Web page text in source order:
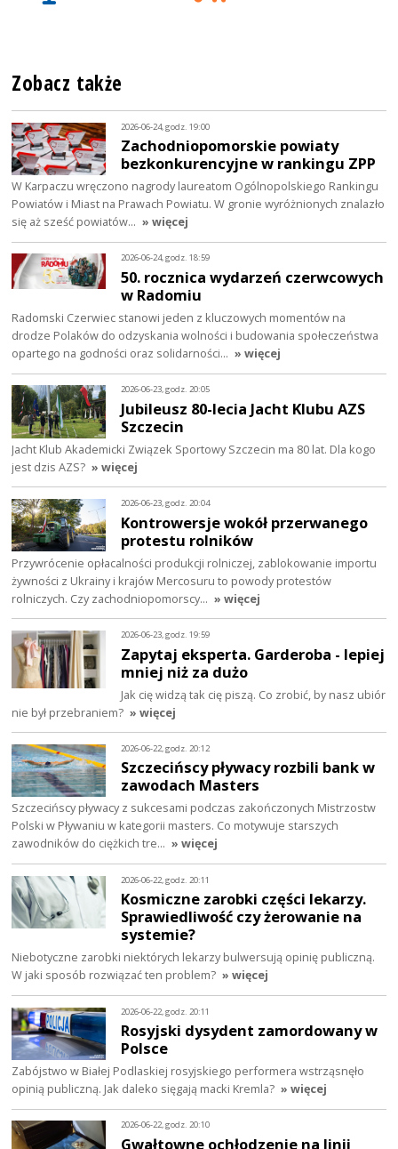
Zobacz także
2026-06-24, godz. 19:00
Zachodniopomorskie powiaty
bezkonkurencyjne w rankingu ZPP
W Karpaczu wręczono nagrody laureatom Ogólnopolskiego Rankingu
Powiatów i Miast na Prawach Powiatu. W gronie wyróżnionych znalazło
się aż sześć powiatów… » więcej
2026-06-24, godz. 18:59
50. rocznica wydarzeń czerwcowych
w Radomiu
Radomski Czerwiec stanowi jeden z kluczowych momentów na
drodze Polaków do odzyskania wolności i budowania społeczeństwa
opartego na godności oraz solidarności… » więcej
2026-06-23, godz. 20:05
Jubileusz 80-lecia Jacht Klubu AZS
Szczecin
Jacht Klub Akademicki Związek Sportowy Szczecin ma 80 lat. Dla kogo
jest dzis AZS? » więcej
2026-06-23, godz. 20:04
Kontrowersje wokół przerwanego
protestu rolników
Przywrócenie opłacalności produkcji rolniczej, zablokowanie importu
żywności z Ukrainy i krajów Mercosuru to powody protestów
rolniczych. Czy zachodniopomorscy… » więcej
2026-06-23, godz. 19:59
Zapytaj eksperta. Garderoba - lepiej
mniej niż za dużo
Jak cię widzą tak cię piszą. Co zrobić, by nasz ubiór
nie był przebraniem? » więcej
2026-06-22, godz. 20:12
Szczecińscy pływacy rozbili bank w
zawodach Masters
Szczecińscy pływacy z sukcesami podczas zakończonych Mistrzostw
Polski w Pływaniu w kategorii masters. Co motywuje starszych
zawodników do ciężkich tre… » więcej
2026-06-22, godz. 20:11
Kosmiczne zarobki części lekarzy.
Sprawiedliwość czy żerowanie na
systemie?
Niebotyczne zarobki niektórych lekarzy bulwersują opinię publiczną.
W jaki sposób rozwiązać ten problem? » więcej
2026-06-22, godz. 20:11
Rosyjski dysydent zamordowany w
Polsce
Zabójstwo w Białej Podlaskiej rosyjskiego performera wstrząsnęło
opinią publiczną. Jak daleko sięgają macki Kremla? » więcej
2026-06-22, godz. 20:10
Gwałtowne ochłodzenie na linii